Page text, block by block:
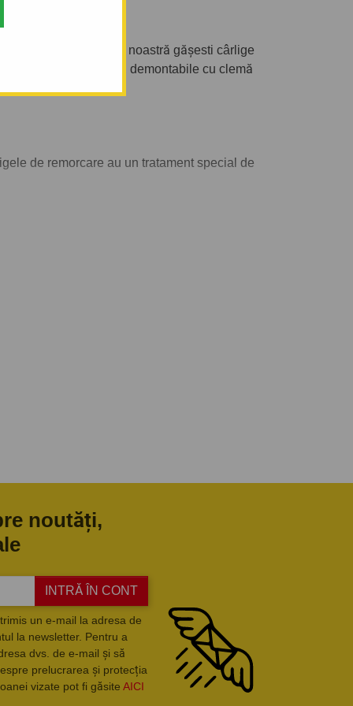
corectă. În oferta noastră gășesti cârlige
semi-demontabile, demontabile cu clemă
de remorcare au un tratament special de
De asemenea puteți alege și
noutăți,
INTRĂ ÎN CONT
un e-mail la adresa de
la newsletter. Pentru a
dvs. de e-mail și să
prelucrarea și protecția
vizate pot fi găsite AICI